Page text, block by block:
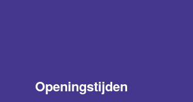
Openingstijden